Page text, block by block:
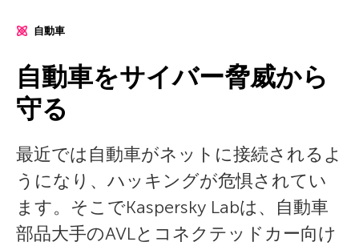
自動車
自動車をサイバー脅威から
守る
最近では自動車がネットに接続されるよ
うになり、ハッキングが危惧されてい
ます。そこでKaspersky Labは、自動車
部品大手のAVLとコネクテッドカー向け